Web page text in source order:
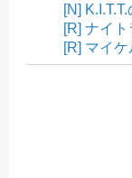
[N]
[R] ナイト
[R] マイ